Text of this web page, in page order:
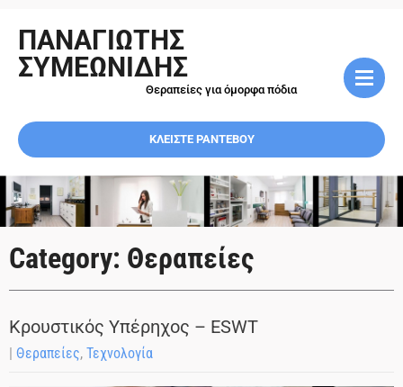
ΠΑΝΑΓΙΩΤΗΣ
ΣΥΜΕΩΝΙΔΗΣ
Θεραπείες για όμορφα πόδια
ΚΛΕΙΣΤΕ ΡΑΝΤΕΒΟΥ
Category: Θεραπείες
Κρουστικός Υπέρηχος – ESWT
Θεραπείες, Τεχνολογία